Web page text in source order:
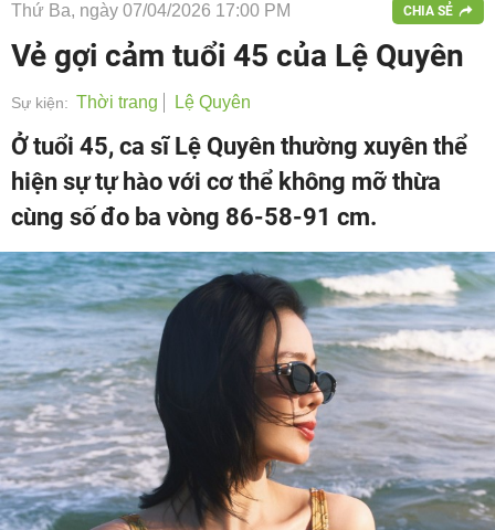
Thứ Ba, ngày 07/04/2026 17:00 PM CHIA SẺ
Vẻ gợi cảm tuổi 45 của Lệ Quyên
Sự kiện: Thời trang Lệ Quyên
Ở tuổi 45, ca sĩ Lệ Quyên thường xuyên thể
hiện sự tự hào với cơ thể không mỡ thừa
cùng số đo ba vòng 86-58-91 cm.